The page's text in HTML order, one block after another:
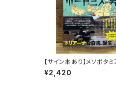
【サイン本あり】メソポタ
ート三人男
¥2,420